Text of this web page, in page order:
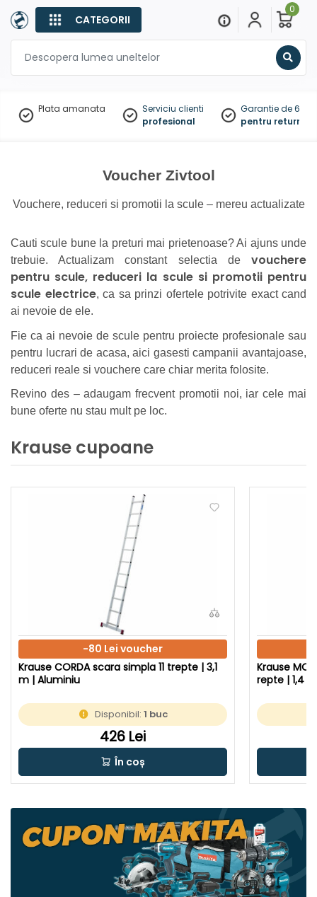
CATEGORII
0
Plata amanata
Serviciu clienti
profesional
Garantie de 60
pentru
Voucher Zivtool
Vouchere, reduceri si promotii la scule – mereu actualizate
Cauti scule bune la preturi mai prietenoase? Ai ajuns unde
trebuie. Actualizam constant selectia de vouchere
pentru scule, reduceri la scule si promotii pentru
scule electrice, ca sa prinzi ofertele potrivite exact cand
ai nevoie de ele.
Fie ca ai nevoie de scule pentru proiecte profesionale sau
pentru lucrari de acasa, aici gasesti campanii avantajoase,
reduceri reale si vouchere care chiar merita folosite.
Revino des – adaugam frecvent promotii noi, iar cele mai
bune oferte nu stau mult pe loc.
Krause cupoane
-80 Lei voucher
Krause CORDA scara simpla 11 trepte | 3,1
m | Aluminiu
Disponibil: 1 buc
426 Lei
În coș
Krause
repte | 1,4